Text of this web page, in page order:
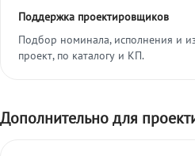
Поддержка проектировщиков
Подбор номинала, исполнения и
проект, по каталогу и КП.
Дополнительно для